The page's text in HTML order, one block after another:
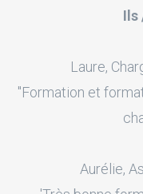
Ils
Laure,
"Formation et
Aurélie,